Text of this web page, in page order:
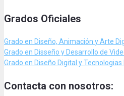
Grados Oficiales
Grado en Diseño, Animación y Arte
Grado en Disseño y Desarrollo de
Grado en Diseño Digital y
Contacta con nosotros: